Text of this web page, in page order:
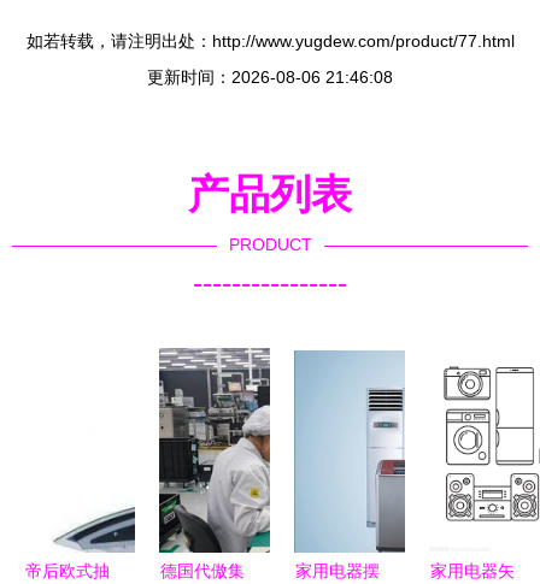
如若转载，请注明出处：http://www.yugdew.com/product/77.html
更新时间：2026-08-06 21:46:08
产品列表
PRODUCT
----------------
帝后欧式抽
德国代傲集
家用电器摆
家用电器矢